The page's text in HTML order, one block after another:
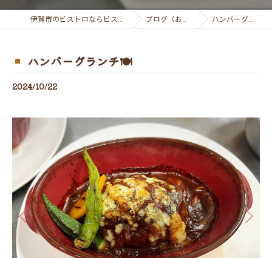
伊賀市のビストロならビストロ マルシェ ブログ（お知らせ） ハンバーグランチ🍽
ハンバーグランチ🍽
2024/10/22